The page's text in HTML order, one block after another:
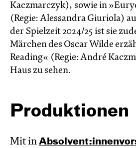
Kaczmarczyk), sowie in
(Regie: Alessandra Giuriola)
der Spielzeit 2024/25 ist sie
Märchen des Oscar Wilde
Reading« (Regie: André
Haus zu sehen.
Produktionen
Mit in